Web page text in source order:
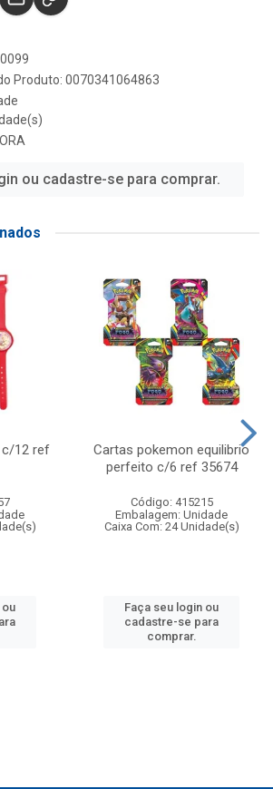
Produto: 0070341064863
ou cadastre-se para comprar.
c/12 ref
ou
Cartas pokemon equilibrio
perfeito c/6 ref 35674
Código: 415215
Embalagem: Unidade
Caixa Com: 24 Unidade(s)
Faça seu login ou
cadastre-se para
comprar.